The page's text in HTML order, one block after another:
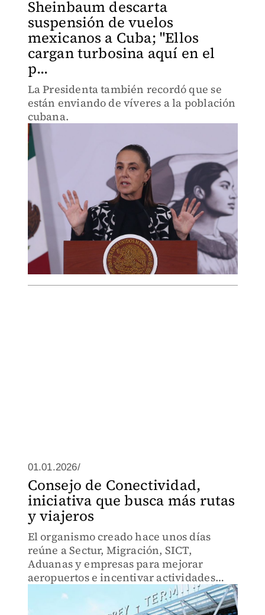
Sheinbaum descarta
suspensión de vuelos
mexicanos a Cuba; "Ellos
cargan turbosina aquí en el
p...
La Presidenta también recordó que se
están enviando de víveres a la población
cubana.
01.01.2026/
Consejo de Conectividad,
iniciativa que busca más rutas
y viajeros
El organismo creado hace unos días
reúne a Sectur, Migración, SICT,
Aduanas y empresas para mejorar
aeropuertos e incentivar actividades
turísticas